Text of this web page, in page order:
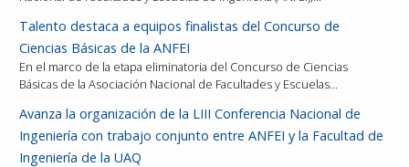
Talento destaca a equipos finalistas del Concurso de
Ciencias Básicas de la ANFEI
En el marco de la etapa eliminatoria del Concurso de Ciencias
Básicas de la Asociación Nacional de Facultades y Escuelas…
Avanza la organización de la LIII Conferencia Nacional de
Ingeniería con trabajo conjunto entre ANFEI y la Facultad de
Ingeniería de la UAQ